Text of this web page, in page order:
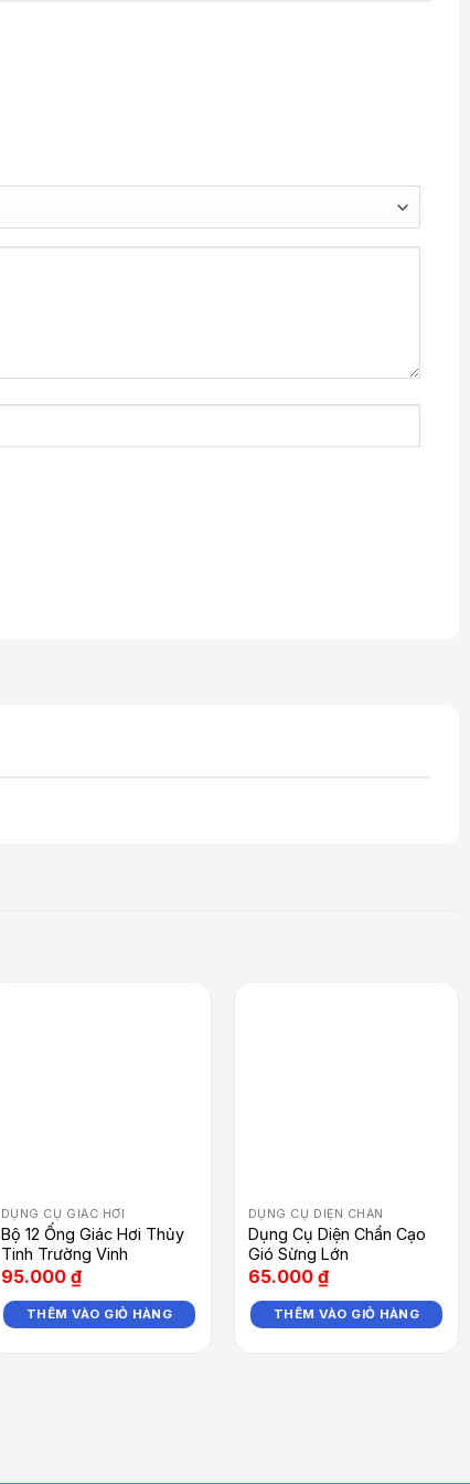
DỤNG CỤ GIÁC HƠI
Bộ 12 Ống Giác Hơi Thủy
Tinh Trường Vinh
95.000 ₫
THÊM VÀO GIỎ HÀNG
DỤNG CỤ DIỆN CHẨN
Dụng Cụ Diện Chẩn Cạo
Gió Sừng Lớn
65.000 ₫
THÊM VÀO GIỎ HÀNG